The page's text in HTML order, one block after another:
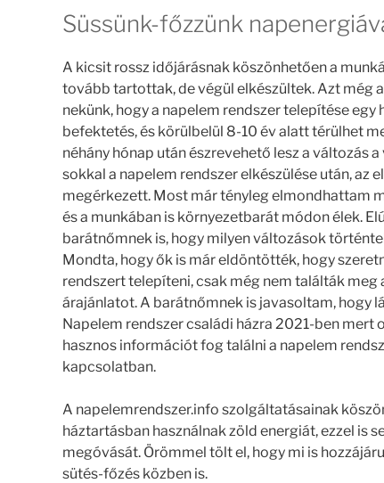
Süssünk-főzzünk
A kicsit rossz időjárásnak köszönhetően a
tovább tartottak, de végül elkészültek. Azt még
nekünk, hogy a napelem rendszer telepítése egy
befektetés, és körülbelül 8-10 év alatt térülhet
néhány hónap után észrevehető lesz a változás
sokkal a napelem rendszer elkészülése után, az
megérkezett. Most már tényleg elmondhattam
és a munkában is környezetbarát módon élek.
barátnőmnek is, hogy milyen változások
Mondta, hogy ők is már eldöntötték, hogy
rendszert telepíteni, csak még nem találták meg
árajánlatot. A barátnőmnek is javasoltam, hogy
Napelem rendszer családi házra 2021-ben mert
hasznos információt fog találni a napelem
kapcsolatban.
A napelemrendszer.info szolgáltatásainak
háztartásban használnak zöld energiát, ezzel is
megóvását. Örömmel tölt el, hogy mi is
sütés-főzés közben is.